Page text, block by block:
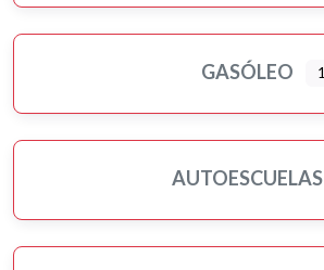
GASÓLEO 1
AUTOESCUELAS